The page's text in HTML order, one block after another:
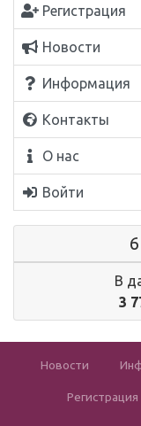
Регистрация
Новости
Информация
Контакты
О нас
Войти
В
3
Новости
Регистрация